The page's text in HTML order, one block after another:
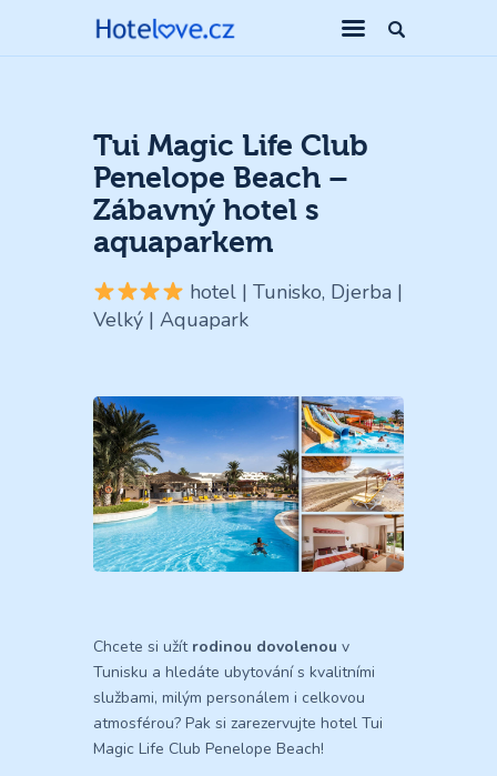
Tui Magic Life Club
Penelope Beach –
Zábavný hotel s
aquaparkem
hotel | Tunisko, Djerba |
Velký | Aquapark
Chcete si užít rodinou dovolenou v
Tunisku a hledáte ubytování s kvalitními
službami, milým personálem i celkovou
atmosférou? Pak si zarezervujte hotel Tui
Magic Life Club Penelope Beach!